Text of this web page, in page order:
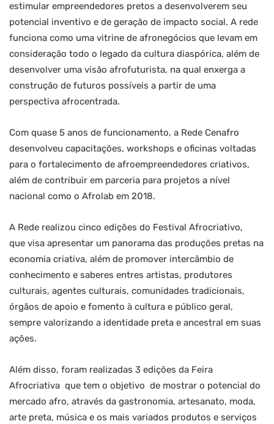
estimular empreendedores pretos a desenvolverem seu
potencial inventivo e de geração de impacto social. A rede
funciona como uma vitrine de afronegócios que levam em
consideração todo o legado da cultura diaspórica, além de
desenvolver uma visão afrofuturista, na qual enxerga a
construção de futuros possíveis a partir de uma
perspectiva afrocentrada.
Com quase 5 anos de funcionamento, a Rede Cenafro
desenvolveu capacitações, workshops e oficinas voltadas
para o fortalecimento de afroempreendedores criativos,
além de contribuir em parceria para projetos a nível
nacional como o Afrolab em 2018.
A Rede realizou cinco edições do Festival Afrocriativo,
que visa apresentar um panorama das produções pretas na
economia criativa, além de promover intercâmbio de
conhecimento e saberes entres artistas, produtores
culturais, agentes culturais, comunidades tradicionais,
órgãos de apoio e fomento à cultura e público geral,
sempre valorizando a identidade preta e ancestral em suas
ações.
Além disso, foram realizadas 3 edições da Feira
Afrocriativa que tem o objetivo de mostrar o potencial do
mercado afro, através da gastronomia, artesanato, moda,
arte preta, música e os mais variados produtos e serviços